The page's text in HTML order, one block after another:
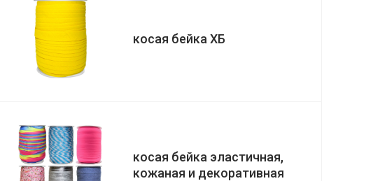
косая бейка ХБ
косая бейка эластичная,
кожаная и декоративная